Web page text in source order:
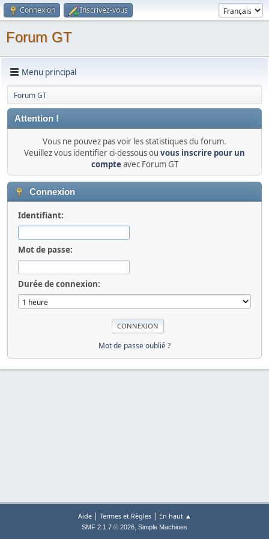
Connexion Inscrivez-vous
Forum GT
Menu principal
Forum GT
Attention !
Vous ne pouvez pas voir les statistiques du forum.
Veuillez vous identifier ci-dessous ou vous inscrire pour un
compteavec Forum GT
Connexion
Identifiant:
Mot de passe:
Durée de connexion:
Mot de passe oublié ?
Aide| Termes et Règles| En haut ▲
SMF 2.1.7 © 2026, Simple Machines